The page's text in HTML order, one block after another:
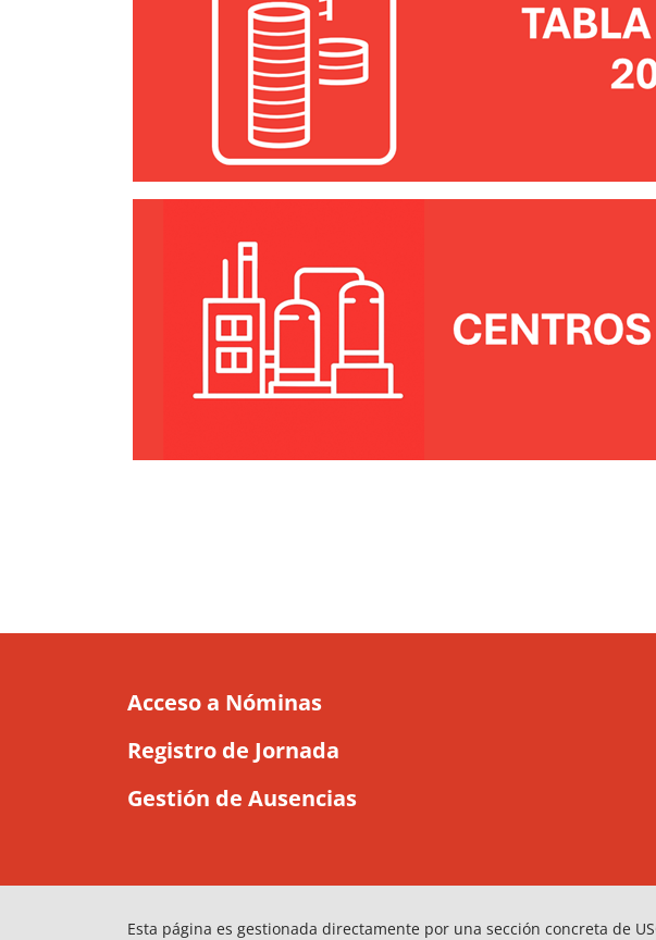
Acceso a Nóminas
Registro de Jornada
Gestión de Ausencias
Esta página es gestionada directamente por una sección concreta de